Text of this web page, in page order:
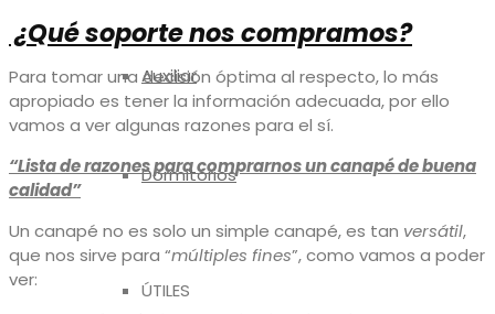
Auxiliar
Dormitorios
ÚTILES
¿Qué soporte nos compramos?
Para tomar una decisión óptima al respecto, lo más
apropiado es tener la información adecuada, por ello
vamos a ver algunas razones para el sí.
“Lista de razones para comprarnos un canapé de buena
calidad”
Un canapé no es solo un simple canapé, es tan versátil,
que nos sirve para “múltiples fines”, como vamos a poder
ver: